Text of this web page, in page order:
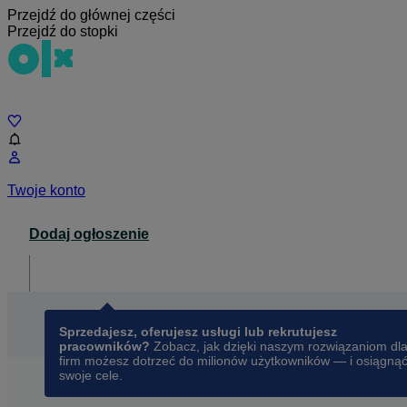
Przejdź do głównej części
Przejdź do stopki
Twoje konto
Dodaj ogłoszenie
Sprzedajesz, oferujesz usługi lub rekrutujesz
pracowników? Zobacz, jak dzięki naszym rozwiązaniom dla
firm możesz dotrzeć do milionów użytkowników — i osiągnąć
swoje cele.